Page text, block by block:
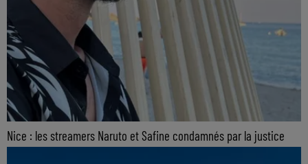
Nice : les streamers Naruto et Safine condamnés par la justice